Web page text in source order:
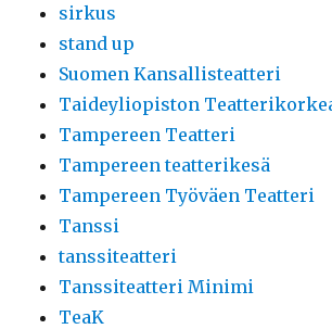
sirkus
stand up
Suomen Kansallisteatteri
Taideyliopiston
Tampereen Teatteri
Tampereen teatterikesä
Tampereen Työväen Teatteri
Tanssi
tanssiteatteri
Tanssiteatteri Minimi
TeaK